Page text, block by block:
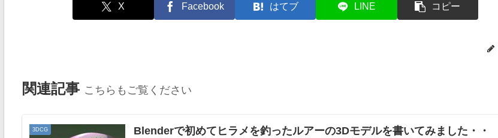
X Facebook はてブ LINE コピー
関連記事 こちらもご覧ください
3DCG Blenderで初めてヒラメを釣ったルアーの3Dモデルを書いてみました・・